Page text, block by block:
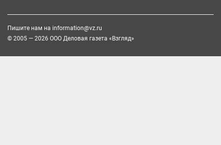
Пишите нам на information@vz.ru
© 2005 — 2026 ООО Деловая газета «Взгляд»